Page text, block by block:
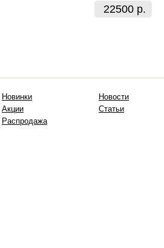
22500 р.
Новинки
Акции
Распродажа
Новости
Статьи